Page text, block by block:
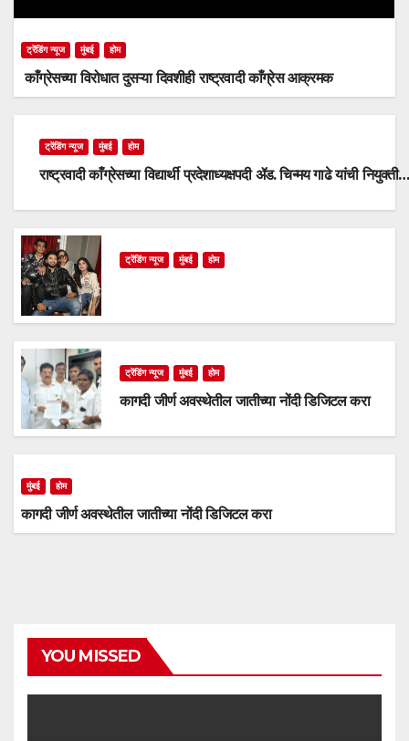
ट्रेंडिंग न्यूज मुंबई होम
काँग्रेसच्या विरोधात दुसऱ्या दिवशीही राष्ट्रवादी काँग्रेस आक्रमक
ट्रेंडिंग न्यूज मुंबई होम
राष्ट्रवादी काँग्रेसच्या विद्यार्थी प्रदेशाध्यक्षपदी ॲड. चिन्मय गाढे यांची नियुक्ती…
ट्रेंडिंग न्यूज मुंबई होम
ट्रेंडिंग न्यूज मुंबई होम
कागदी जीर्ण अवस्थेतील जातीच्या नोंदी डिजिटल करा
मुंबई होम
कागदी जीर्ण अवस्थेतील जातीच्या नोंदी डिजिटल करा
YOU MISSED